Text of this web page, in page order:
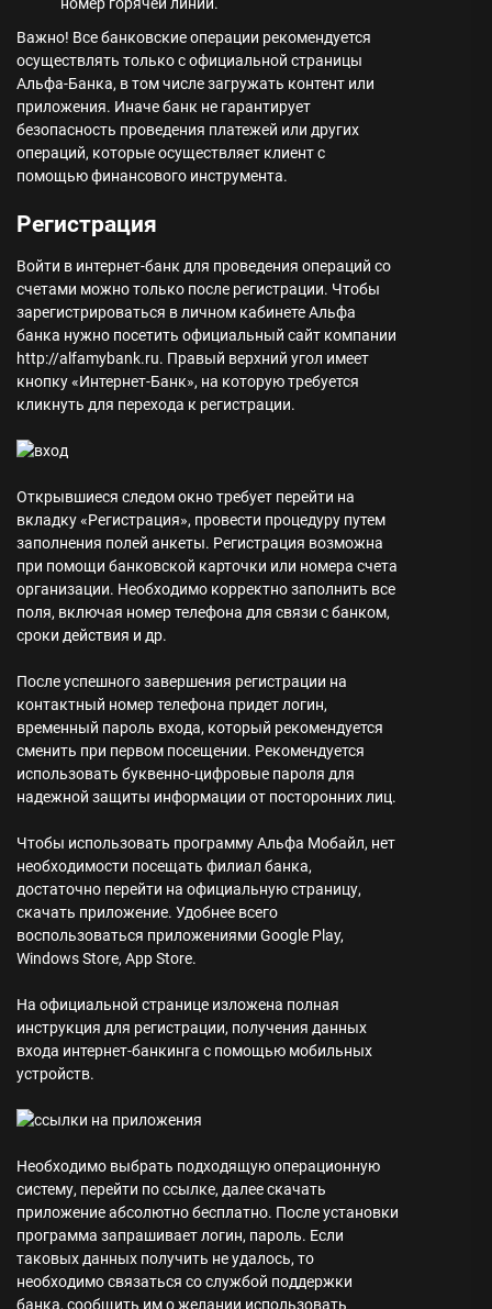
номер горячей линии.
Важно! Все банковские операции рекомендуется
осуществлять только с официальной страницы
Альфа-Банка, в том числе загружать контент или
приложения. Иначе банк не гарантирует
безопасность проведения платежей или других
операций, которые осуществляет клиент с
помощью финансового инструмента.
Регистрация
Войти в интернет-банк для проведения операций со
счетами можно только после регистрации. Чтобы
зарегистрироваться в личном кабинете Альфа
банка нужно посетить официальный сайт компании
http://alfamybank.ru. Правый верхний угол имеет
кнопку «Интернет-Банк», на которую требуется
кликнуть для перехода к регистрации.
Открывшиеся следом окно требует перейти на
вкладку «Регистрация», провести процедуру путем
заполнения полей анкеты. Регистрация возможна
при помощи банковской карточки или номера счета
организации. Необходимо корректно заполнить все
поля, включая номер телефона для связи с банком,
сроки действия и др.
После успешного завершения регистрации на
контактный номер телефона придет логин,
временный пароль входа, который рекомендуется
сменить при первом посещении. Рекомендуется
использовать буквенно-цифровые пароля для
надежной защиты информации от посторонних лиц.
Чтобы использовать программу Альфа Мобайл, нет
необходимости посещать филиал банка,
достаточно перейти на официальную страницу,
скачать приложение. Удобнее всего
воспользоваться приложениями Google Play,
Windows Store, App Store.
На официальной странице изложена полная
инструкция для регистрации, получения данных
входа интернет-банкинга с помощью мобильных
устройств.
Необходимо выбрать подходящую операционную
систему, перейти по ссылке, далее скачать
приложение абсолютно бесплатно. После установки
программа запрашивает логин, пароль. Если
таковых данных получить не удалось, то
необходимо связаться со службой поддержки
банка, сообщить им о желании использовать